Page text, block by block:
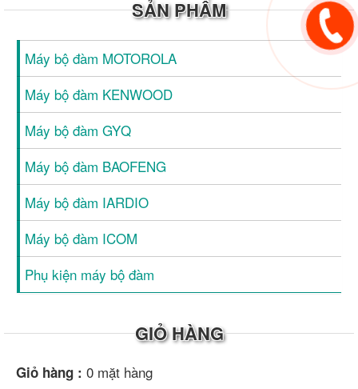
SẢN PHẨM
Máy bộ đàm MOTOROLA
Máy bộ đàm KENWOOD
Máy bộ đàm GYQ
Máy bộ đàm BAOFENG
Máy bộ đàm IARDIO
Máy bộ đàm ICOM
Phụ kiện máy bộ đàm
GIỎ HÀNG
Giỏ hàng : 0 mặt hàng